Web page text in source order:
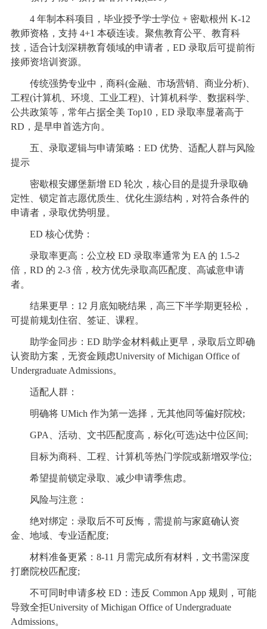
4 年制本科项目，毕业授予学士学位 + 密歇根州 K-12
教师资格，支持 4+1 本硕连读。聚焦教育公平、教育科
技，适合计划深耕教育领域的申请者，ED 录取后可提前衔
接师资培训资源。
传统强势专业中，商科(金融、市场营销、商业分析)、
工程(计算机、环境、工业工程)、计算机科学、数据科学、
公共政策等，常年占据全美 Top10，ED 录取率显著高于
RD，是早申首选方向。
五、录取逻辑与申请策略：ED 优势、适配人群与风险
提示
密歇根安娜堡新增 ED 轮次，核心目的是提升录取确
定性、锁定首志愿优质生、优化生源结构，对符合条件的
申请者，录取优势明显。
ED 核心优势：
录取率更高：公立校 ED 录取率通常为 EA 的 1.5-2
倍，RD 的 2-3 倍，校方优先录取高匹配度、高诚意申请
者。
结果更早：12 月底知晓结果，高三下半学期更轻松，
可提前规划住宿、签证、课程。
助学金同步：ED 助学金材料截止更早，录取后立即确
认资助方案，无资金顾虑University of Michigan Office of
Undergraduate Admissions。
适配人群：
明确将 UMich 作为第一选择，无其他同等偏好院校;
GPA、活动、文书匹配度高，标化(可选)达中位区间;
目标为商科、工程、计算机等热门学院或新增双学位;
希望提前锁定录取、减少申请季焦虑。
风险与注意：
绝对绑定：录取后不可反悔，需提前与家庭确认资
金、地域、专业适配度;
材料准备更紧：8-11 月需完成所有材料，文书需深度
打磨院校匹配度;
不可同时申请多校 ED：违反 Common App 规则，可能
导致全拒University of Michigan Office of Undergraduate
Admissions。